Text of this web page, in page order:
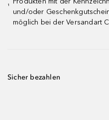
¹
und/oder
möglich bei der Versandart
Sicher bezahlen